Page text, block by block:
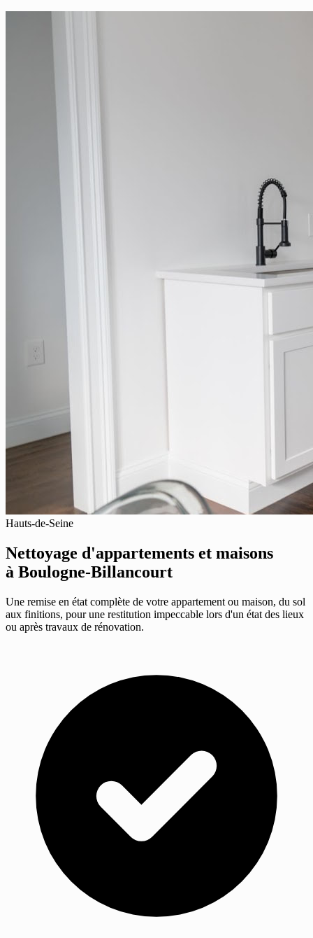
Hauts-de-Seine
Nettoyage d'appartements et maisons
à Boulogne-Billancourt
Une remise en état complète de votre appartement ou maison, du sol
aux finitions, pour une restitution impeccable lors d'un état des lieux
ou après travaux de rénovation.